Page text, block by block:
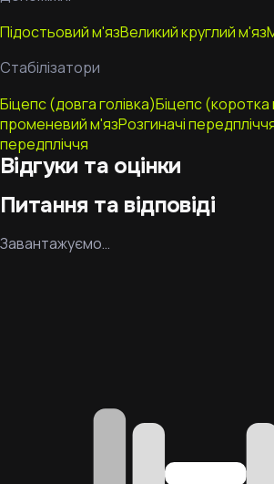
Підостьовий м'язВеликий круглий м'яз
Стабілізатори
Біцепс (довга голівка)Біцепс (коротка
променевий м'язРозгиначі
передпліччя
Відгуки та оцінки
Питання та відповіді
Завантажуємо…